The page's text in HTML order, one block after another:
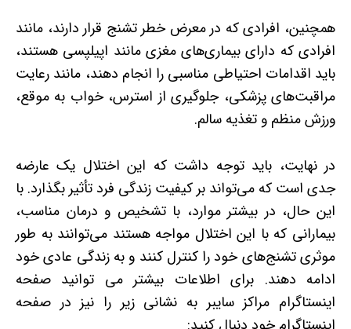
همچنین، افرادی که در معرض خطر تشنج قرار دارند، مانند
افرادی که دارای بیماری‌های مغزی مانند اپیلپسی هستند،
باید اقدامات احتیاطی مناسبی را انجام دهند، مانند رعایت
مراقبت‌های پزشکی، جلوگیری از استرس، خواب به موقع،
ورزش منظم و تغذیه سالم.
در نهایت، باید توجه داشت که این اختلال یک عارضه
جدی است که می‌تواند بر کیفیت زندگی فرد تأثیر بگذارد. با
این حال، در بیشتر موارد، با تشخیص و درمان مناسب،
بیمارانی که با این اختلال مواجه هستند می‌توانند به طور
موثری تشنج‌های خود را کنترل کنند و به زندگی عادی خود
ادامه دهند. برای اطلاعات بیشتر می توانید صفحه
اینستاگرام مراکز سایبر به نشانی زیر را نیز در صفحه